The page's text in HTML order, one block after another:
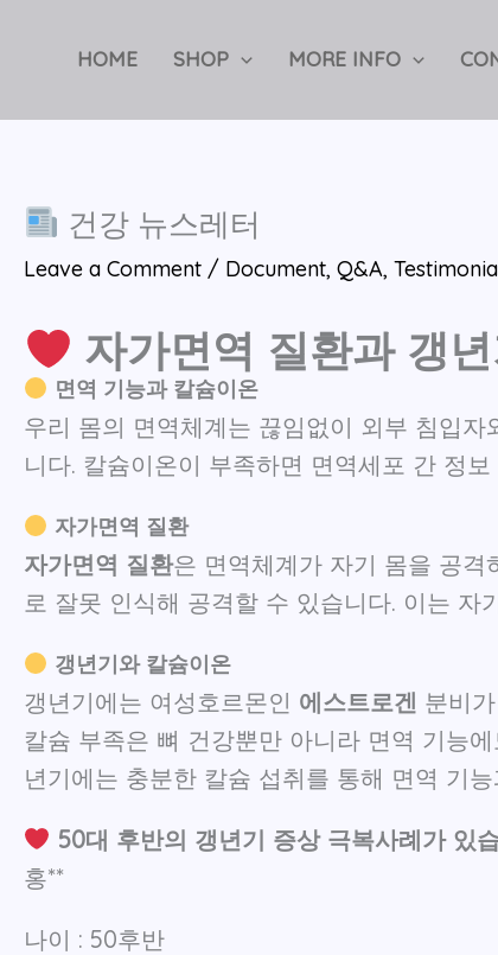
HOME SHOP MORE INFO
건강 뉴스레터
Leave a Comment / Document, Q&A,
자가면역 질환과 갱
면역 기능과 칼슘이온
우리 몸의 면역체계는 끊임없이 외부 침입자
니다. 칼슘이온이 부족하면 면역세포 간 정
자가면역 질환
자가면역 질환은 면역체계가 자기 몸을 공격
로 잘못 인식해 공격할 수 있습니다. 이는
갱년기와 칼슘이온
갱년기에는 여성호르몬인 에스트로겐 분비
칼슘 부족은 뼈 건강뿐만 아니라 면역 기능
년기에는 충분한 칼슘 섭취를 통해 면역 기
50대 후반의 갱년기 증상 극복사례가 있
홍**
나이 : 50후반